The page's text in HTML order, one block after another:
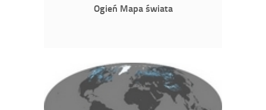
Ogień Mapa świata